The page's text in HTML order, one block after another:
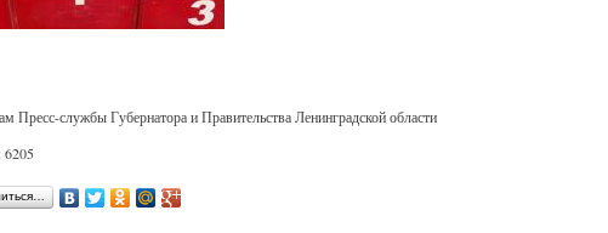
Пресс-службы Губернатора и Правительства Ленинградской области
6205